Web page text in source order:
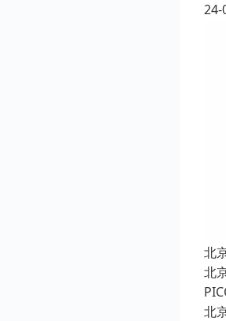
24-
北
北
北